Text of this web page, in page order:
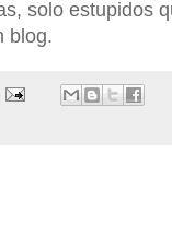
solo estupidos
blog.